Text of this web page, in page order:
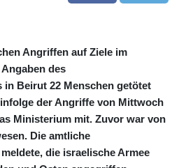
Angriffen auf Ziele im
des
Beirut 22 Menschen getötet
der Angriffe von Mittwoch
Ministerium mit. Zuvor war von
Die amtliche
die israelische Armee